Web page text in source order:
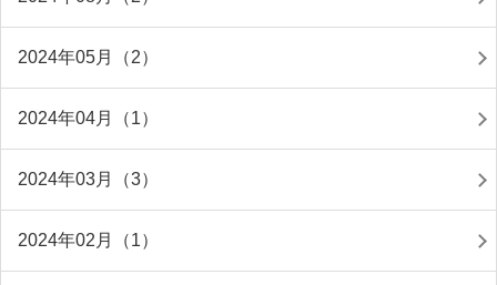
2024年05月（2）
2024年04月（1）
2024年03月（3）
2024年02月（1）